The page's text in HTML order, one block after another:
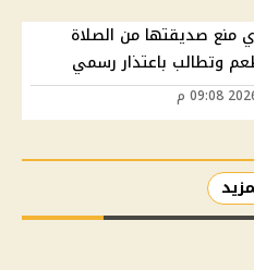
منع صديقتها من الصلاة
وتطالب باعتذار رسمي